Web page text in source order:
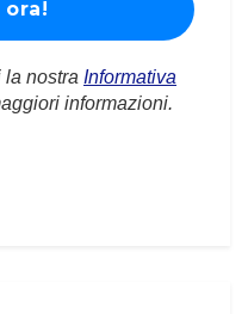
la nostra Informativa
informazioni.